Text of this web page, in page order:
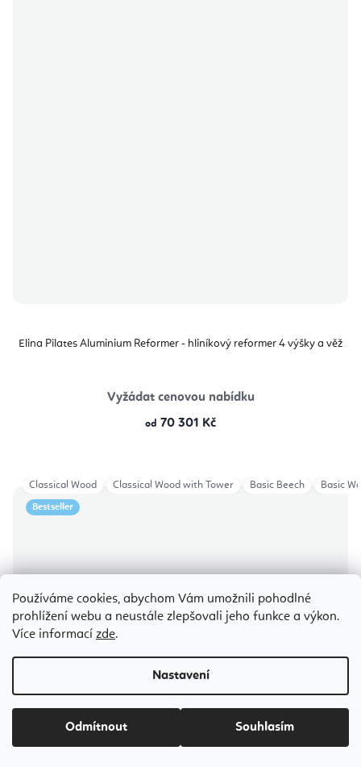
Používáme cookies, abychom Vám umožnili pohodlné
prohlížení webu a neustále zlepšovali jeho funkce a výkon.
Více informací zde.
Nastavení
Odmítnout Souhlasím
Elina Pilates Aluminium Reformer - hliníkový reformer 4 výšky a věž
Vyžádat cenovou nabídku
od 70 301 Kč
Bestseller
Classical Wood Classical Wood with Tower Basic Beech Basic